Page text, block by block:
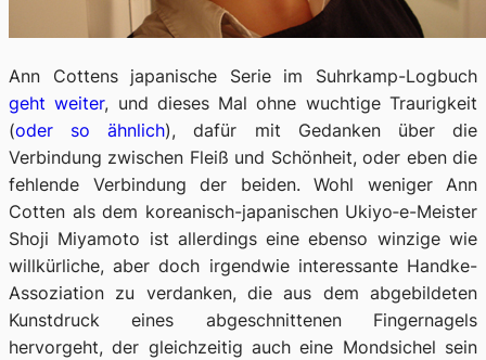
Ann Cottens japanische Serie im Suhrkamp-Logbuch
geht weiter, und dieses Mal ohne wuchtige Traurigkeit
(oder so ähnlich), dafür mit Gedanken über die
Verbindung zwischen Fleiß und Schönheit, oder eben die
fehlende Verbindung der beiden. Wohl weniger Ann
Cotten als dem koreanisch-japanischen Ukiyo‑e-Meister
Shoji Miyamoto ist allerdings eine ebenso winzige wie
willkürliche, aber doch irgendwie interessante Handke-
Assoziation zu verdanken, die aus dem abgebildeten
Kunstdruck eines abgeschnittenen Fingernagels
hervorgeht, der gleichzeitig auch eine Mondsichel sein